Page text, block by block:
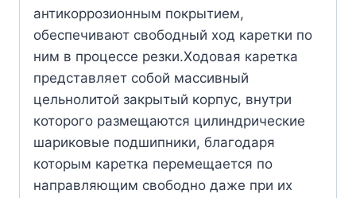
антикоррозионным покрытием,
обеспечивают свободный ход каретки по
ним в процессе резки.Ходовая каретка
представляет собой массивный
цельнолитой закрытый корпус, внутри
которого размещаются цилиндрические
шариковые подшипники, благодаря
которым каретка перемещается по
направляющим свободно даже при их